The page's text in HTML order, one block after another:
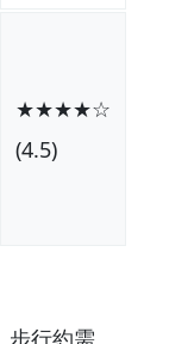
★★★★☆
(4.5)